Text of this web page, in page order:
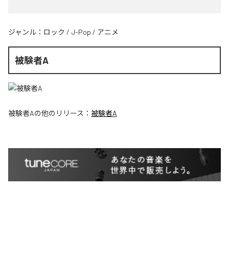
ジャンル： ロック / J-Pop / アニメ
被験者A
被験者Aの他のリリース： 被験者A